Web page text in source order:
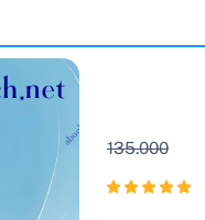
135.000